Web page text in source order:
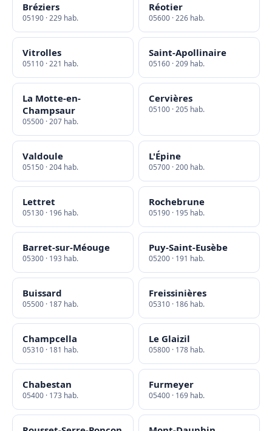
Bréziers
05190 · 229 hab.
Réotier
05600 · 226 hab.
Vitrolles
05110 · 221 hab.
Saint-Apollinaire
05160 · 209 hab.
La Motte-en-
Champsaur
05500 · 207 hab.
Cervières
05100 · 205 hab.
Valdoule
05150 · 204 hab.
L'Épine
05700 · 200 hab.
Lettret
05130 · 196 hab.
Rochebrune
05190 · 195 hab.
Barret-sur-Méouge
05300 · 193 hab.
Puy-Saint-Eusèbe
05200 · 191 hab.
Buissard
05500 · 187 hab.
Freissinières
05310 · 186 hab.
Champcella
05310 · 181 hab.
Le Glaizil
05800 · 178 hab.
Chabestan
05400 · 173 hab.
Furmeyer
05400 · 169 hab.